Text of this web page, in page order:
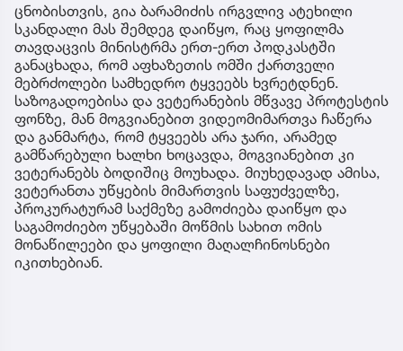
ცნობისთვის, გია ბარამიძის ირგვლივ ატეხილი
სკანდალი მას შემდეგ დაიწყო, რაც ყოფილმა
თავდაცვის მინისტრმა ერთ-ერთ პოდკასტში
განაცხადა, რომ აფხაზეთის ომში ქართველი
მებრძოლები სამხედრო ტყვეებს ხვრეტდნენ.
საზოგადოებისა და ვეტერანების მწვავე პროტესტის
ფონზე, მან მოგვიანებით ვიდეომიმართვა ჩაწერა
და განმარტა, რომ ტყვეებს არა ჯარი, არამედ
გამწარებული ხალხი ხოცავდა, მოგვიანებით კი
ვეტერანებს ბოდიშიც მოუხადა. მიუხედავად ამისა,
ვეტერანთა უწყების მიმართვის საფუძველზე,
პროკურატურამ საქმეზე გამოძიება დაიწყო და
საგამოძიებო უწყებაში მოწმის სახით ომის
მონაწილეები და ყოფილი მაღალჩინოსნები
იკითხებიან.